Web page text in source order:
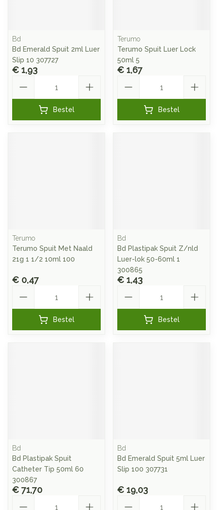
Bd
Bd Emerald Spuit 2ml Luer
Slip 10 307727
€ 1,93
Bestel
Terumo
Terumo Spuit Luer Lock
50ml 5
€ 1,67
Bestel
Terumo
Terumo Spuit Met Naald
21g 1 1/2 10ml 100
€ 0,47
Bestel
Bd
Bd Plastipak Spuit Z/nld
Luer-lok 50-60ml 1
300865
€ 1,43
Bestel
Bd
Bd Plastipak Spuit
Catheter Tip 50ml 60
300867
€ 71,70
Bd
Bd Emerald Spuit 5ml Luer
Slip 100 307731
€ 19,03